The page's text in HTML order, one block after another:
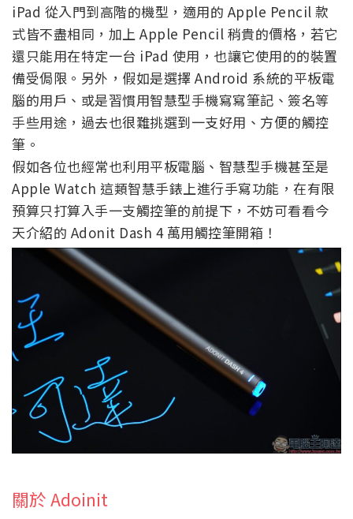
iPad 從入門到高階的機型，適用的 Apple Pencil 款
式皆不盡相同，加上 Apple Pencil 稍貴的價格，若它
還只能用在特定一台 iPad 使用，也讓它使用的的裝置
備受侷限。另外，假如是選擇 Android 系統的平板電
腦的用戶、或是習慣用智慧型手機寫寫筆記、簽名等
手些用途，過去也很難挑選到一支好用、方便的觸控
筆。
假如各位也經常也利用平板電腦、智慧型手機甚至是
Apple Watch 這類智慧手錶上進行手寫功能，在有限
預算只打算入手一支觸控筆的前提下，不妨可看看今
天介紹的 Adonit Dash 4 萬用觸控筆開箱！
關於 Adoinit